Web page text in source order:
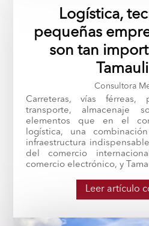
Logística,
pequeñas
son tan
Consultora
Carreteras, vías férreas,
transporte, almacenaje
elementos que en el
logística, una
infraestructura
del comercio
comercio electrónico, y
Leer artículo